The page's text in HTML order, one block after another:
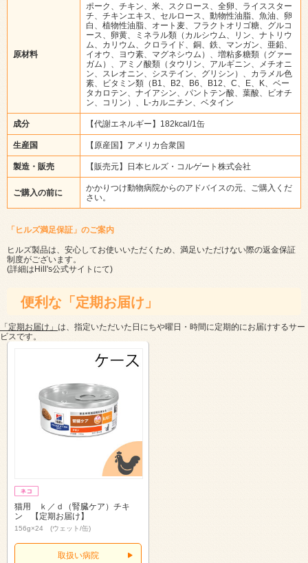
原材料
ポーク、チキン、米、スクロース、全卵、ライススター
チ、チキンエキス、セルロース、動物性油脂、魚油、卵
白、植物性油脂、オート麦、フラクトオリゴ糖、グルコ
ース、卵黄、ミネラル類（カルシウム、リン、ナトリウ
ム、カリウム、クロライド、銅、鉄、マンガン、亜鉛、
イオウ、ヨウ素、マグネシウム）、増粘多糖類（グァー
ガム）、アミノ酸類（タウリン、アルギニン、メチオニ
ン、スレオニン、システイン、グリシン）、カラメル色
素、ビタミン類（B1、B2、B6、B12、C、E、K、ベー
タカロテン、ナイアシン、パントテン酸、葉酸、ビオチ
ン、コリン）、L-カルニチン、ベタイン
成分 【代謝エネルギー】182kcal/1缶
生産国 【原産国】アメリカ合衆国
製造・販売 【販売元】日本ヒルズ・コルゲート株式会社
ご購入の前に
かかりつけ動物病院からのアドバイスの元、ご購入くだ
さい。
「ヒルズ満足保証」のご案内
ヒルズ製品は、安心してお使いいただくため、満足いただけない際の返金保証
制度がございます。
(詳細はHill's公式サイト にて)
便利な「定期お届け」
「定期お届け」 は、指定いただいた日にちや曜日・時間に定期的にお届けするサー
ビスです。
猫用 ｋ／ｄ（腎臓ケア）チキ
ン 【定期お届け】
156g×24 (ウェット/缶)
取扱い病院